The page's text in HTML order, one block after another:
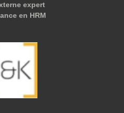
expert
en HRM